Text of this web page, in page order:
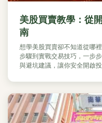
美股買賣教學：從
南
想學美股買賣卻不知道從哪
步驟到實戰交易技巧，一步
與避坑建議，讓你安全開啟投